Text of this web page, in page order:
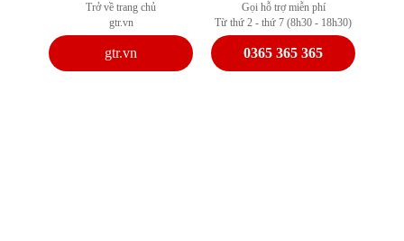
Trở về trang chủ
gtr.vn
gtr.vn
Gọi hỗ trợ miễn phí
Từ thứ 2 - thứ 7 (8h30 - 18h30)
0365 365 365